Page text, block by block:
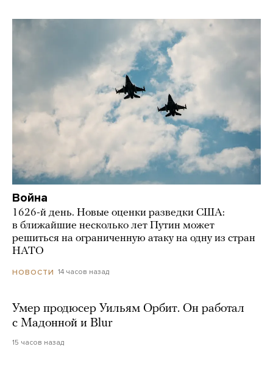
Война
1626-й день. Новые оценки разведки США:
в ближайшие несколько лет Путин может
решиться на ограниченную атаку на одну из стран
НАТО
НОВОСТИ 14 часов назад
Умер продюсер Уильям Орбит. Он работал
с Мадонной и Blur
15 часов назад